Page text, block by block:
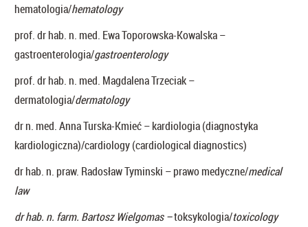
hematologia/hematology
prof. dr hab. n. med. Ewa Toporowska-Kowalska –
gastroenterologia/gastroenterology
prof. dr hab. n. med. Magdalena Trzeciak –
dermatologia/dermatology
dr n. med. Anna Turska-Kmieć – kardiologia (diagnostyka
kardiologiczna)/cardiology (cardiological diagnostics)
dr hab. n. praw. Radosław Tyminski – prawo medyczne/medical
law
dr hab. n. farm. Bartosz Wielgomas –toksykologia/toxicology